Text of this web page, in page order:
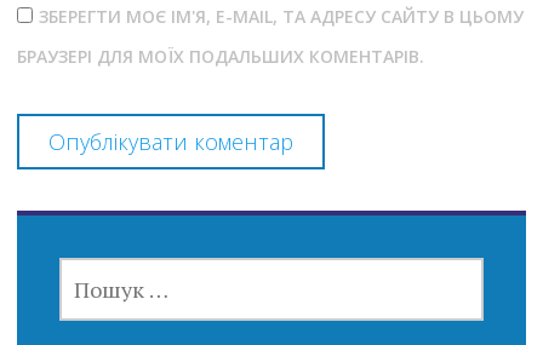
ЗБЕРЕГТИ МОЄ ІМ'Я, E-MAIL, ТА АДРЕСУ САЙТУ В ЦЬОМУ
БРАУЗЕРІ ДЛЯ МОЇХ ПОДАЛЬШИХ КОМЕНТАРІВ.